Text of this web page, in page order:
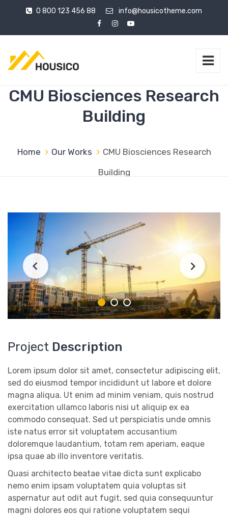
0 800 123 456 88 info@housicotheme.com
CMU Biosciences Research
Building
Home Our Works
CMU Biosciences Research
Building
Project Description
Lorem ipsum dolor sit amet, consectetur adipiscing elit,
sed do eiusmod tempor incididunt ut labore et dolore
magna aliqua. Ut enim ad minim veniam, quis nostrud
exercitation ullamco laboris nisi ut aliquip ex ea
commodo consequat. Sed ut perspiciatis unde omnis
iste natus error sit voluptatem accusantium
doloremque laudantium, totam rem aperiam, eaque
ipsa quae ab illo inventore veritatis.
Quasi architecto beatae vitae dicta sunt explicabo
nemo enim ipsam voluptatem quia voluptas sit
aspernatur aut odit aut fugit, sed quia consequuntur
magni dolores eos qui ratione voluptatem sequi